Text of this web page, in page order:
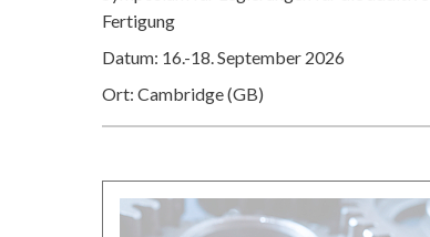
Fertigung
Datum: 16.-18. September 2026
Ort: Cambridge (GB)